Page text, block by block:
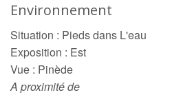
Environnement
Situation : Pieds dans L'eau
Exposition : Est
Vue : Pinède
A proximité de